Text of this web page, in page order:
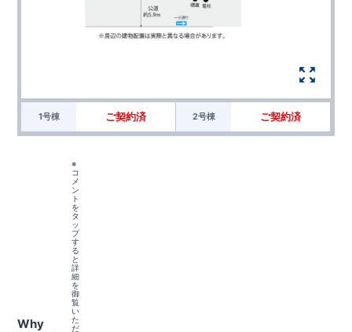
1号棟 ご契約済 2号棟 ご契約済
Why
※
コ
メ
ン
ト
を
タ
ッ
プ
す
る
と
詳
細
を
御
覧
い
た
だ